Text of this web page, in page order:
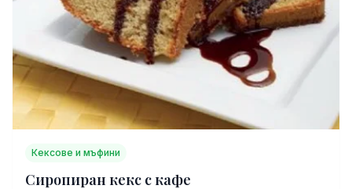
Кексове и мъфини
Сиропиран кекс с кафе